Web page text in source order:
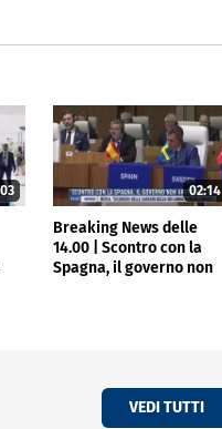
02:14
Breaking News delle
14.00 | Scontro con la
Spagna, il governo non
VEDI TUTTI